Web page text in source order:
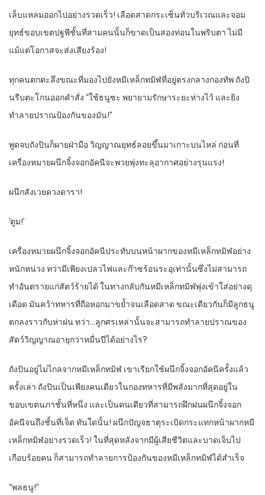
เล็บแหลมออกไปอย่างรวดเร็ว! เลือดสาดกระเซ็นทั่วบริเวณและจอม
ยุทธ์ขอบเขตปฐพีชั้นที่สามคนนั้นก็ขาดเป็นสองท่อนในพริบตา ไม่มี
แม้แต่โอกาสจะส่งเสียงร้อง!
ทุกคนตกตะลึงขณะที่มองไปยังหมีเหล็กทมิฬที่อยู่ตรงกลางกองทัพ ถังปิ
นรีบตะโกนออกคำสั่ง “ใช้ธนูซะ พยายามรักษาระยะห่างไว้ และยิง
ทำลายปราณป้องกันของมัน!”
พูดจบถังปินก็ผายฝ่ามือ วิญญาณยุทธ์ลอยขึ้นมาเกาะบนไหล่ ก่อนที่
เครื่องหมายผนึกจิ้งจอกอัคนีจะพวยพุ่งทะลุอากาศอย่างรุนแรง!
ผนึกสังเวยดวงดารา!
‘ตูม!’
เครื่องหมายผนึกจิ้งจอกอัคนีประทับบนหน้าผากของหมีเหล็กทมิฬอย่าง
หนักหน่วง ทว่ามีเพียงเปลวไฟและก๊าซร้อนระอุเท่านั้นซึ่งไม่สามารถ
ทำอันตรายแก่สัตว์ร้ายได้ ในทางกลับกันหมีเหล็กทมิฬพุ่งเข้าใส่อย่างดุ
เดือด มันคว้าทหารที่ถือหอกมาขย้ำจนเลือดสาด ขณะเดียวกันก็มีลูกธนู
ตกลงราวกับห่าฝน ทว่า…ลูกศรเหล่านั้นจะสามารถทำลายปราณของ
สัตว์วิญญาณอายุกว่าหมื่นปีได้อย่างไร?
ถังปินอยู่ไม่ไกลจากหมีเหล็กทมิฬ เขาเรียกใช้ผนึกจิ้งจอกอัคนีครั้งแล้ว
ครั้งเล่า ถังปินเป็นเพียงคนเดียวในกองทหารที่มีพลังมากที่สุดอยู่ใน
ขอบเขตนภาชั้นที่หนึ่ง และเป็นคนเดียวที่สามารถฝึกฝนผนึกจิ้งจอก
อัคนีจนถึงชั้นที่เจ็ด ทันใดนั้น! ผนึกปัญจธาตุระเบิดกระแทกหน้าผากหมี
เหล็กทมิฬอย่างรวดเร็ว! ในที่สุดหลังจากมีผู้เสียชีวิตและบาดเจ็บไป
เกือบร้อยคน ก็สามารถทำลายการป้องกันของหมีเหล็กทมิฬได้สำเร็จ
“พลธนู!”